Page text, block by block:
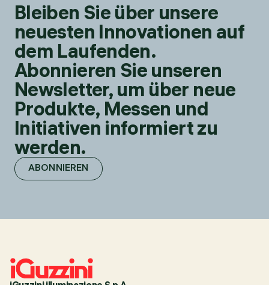
Bleiben Sie über unsere
neuesten Innovationen auf
dem Laufenden.
Abonnieren Sie unseren
Newsletter, um über neue
Produkte, Messen und
Initiativen informiert zu
werden.
ABONNIEREN